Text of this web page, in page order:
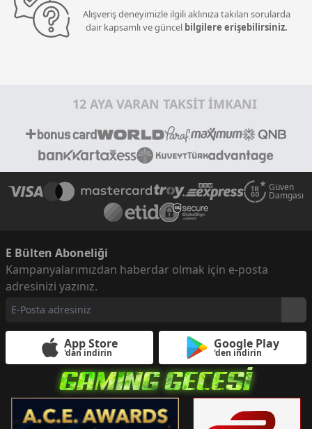
Alışveriş deneyimizle ilgili aklınıza takılan sorularda
dair kapsamlı ve güncel bilgilere erişebilirsiniz.
12 AYA VARAN TAKSİT İMKANI
Güven
Damgası
E Bülten Aboneliği
Kampanyalarımızdan haberdar olmak için e-posta
adresinizi yazınız.
App Store
'dan indirin
Google Play
'den indirin